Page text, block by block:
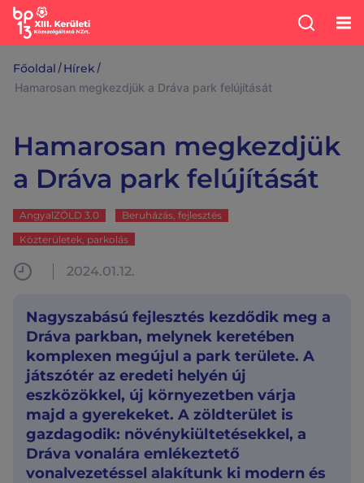
Főoldal /Hírek /
Hamarosan megkezdjük a Dráva park felújítását
Hamarosan megkezdjük
a Dráva park felújítását
AngyalZÖLD 3.0
Beruházás, fejlesztés
Közterületek, parkolás
2024.01.12.
Nagyszabású fejlesztés kezdődik meg a
Dráva parkban, melynek keretében
komplexen megújul a park területe. A
játszótér az eredeti helyén új
eszközökkel, új környezetben várja
majd a gyerekeket. A zöldterület is
gazdagodik: növénykiültetésekkel, a
Dráva vonalára emlékeztető
vonalvezetéssel alakítunk ki modern és